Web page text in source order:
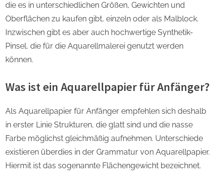
die es in unterschiedlichen Größen, Gewichten und
Oberflächen zu kaufen gibt, einzeln oder als Malblock.
Inzwischen gibt es aber auch hochwertige Synthetik-
Pinsel, die für die Aquarellmalerei genutzt werden
können.
Was ist ein Aquarellpapier für Anfänger?
Als Aquarellpapier für Anfänger empfehlen sich deshalb
in erster Linie Strukturen, die glatt sind und die nasse
Farbe möglichst gleichmäßig aufnehmen. Unterschiede
existieren überdies in der Grammatur von Aquarellpapier.
Hiermit ist das sogenannte Flächengewicht bezeichnet.